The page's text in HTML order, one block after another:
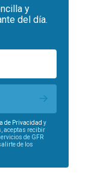
y
del día.
de Privacidad y
aceptas recibir
de GFR
de los